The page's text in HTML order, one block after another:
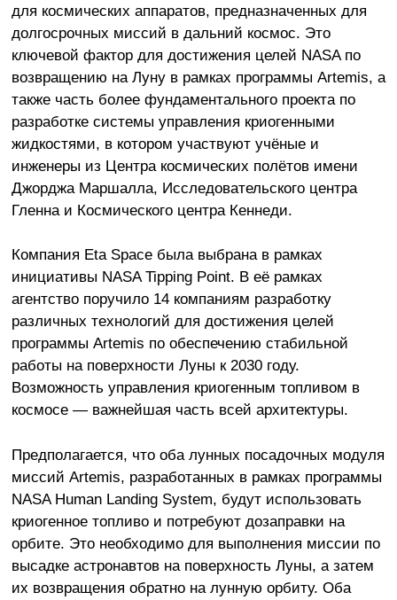
для космических аппаратов, предназначенных для
долгосрочных миссий в дальний космос. Это
ключевой фактор для достижения целей NASA по
возвращению на Луну в рамках программы Artemis, а
также часть более фундаментального проекта по
разработке системы управления криогенными
жидкостями, в котором участвуют учёные и
инженеры из Центра космических полётов имени
Джорджа Маршалла, Исследовательского центра
Гленна и Космического центра Кеннеди.
Компания Eta Space была выбрана в рамках
инициативы NASA Tipping Point. В её рамках
агентство поручило 14 компаниям разработку
различных технологий для достижения целей
программы Artemis по обеспечению стабильной
работы на поверхности Луны к 2030 году.
Возможность управления криогенным топливом в
космосе — важнейшая часть всей архитектуры.
Предполагается, что оба лунных посадочных модуля
миссий Artemis, разработанных в рамках программы
NASA Human Landing System, будут использовать
криогенное топливо и потребуют дозаправки на
орбите. Это необходимо для выполнения миссии по
высадке астронавтов на поверхность Луны, а затем
их возвращения обратно на лунную орбиту. Оба